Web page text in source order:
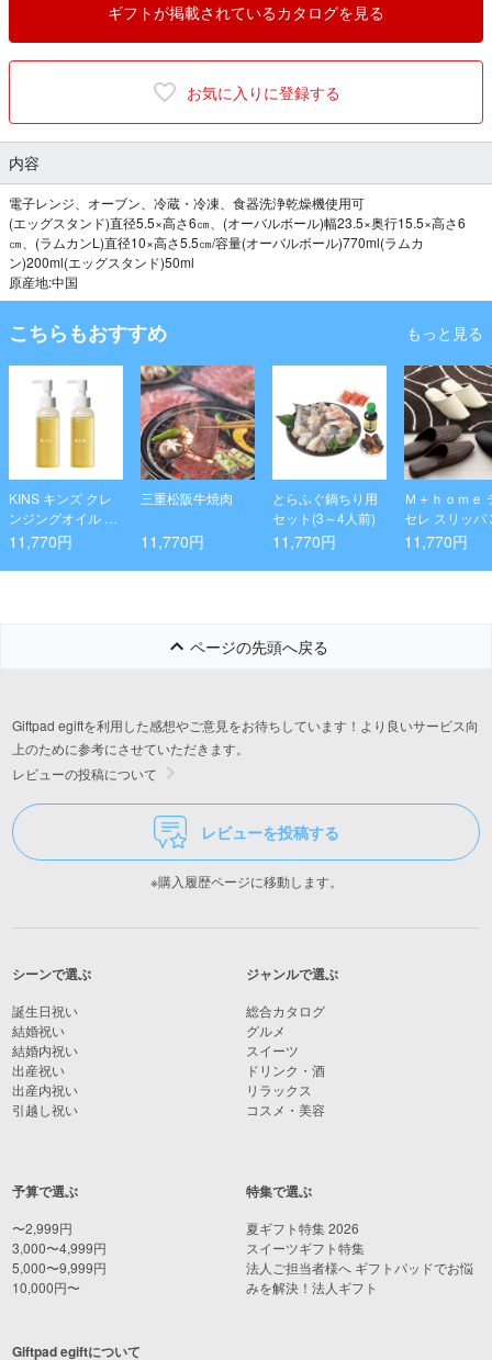
ギフトが掲載されているカタログを見る
お気に入りに登録する
内容
電子レンジ、オーブン、冷蔵・冷凍、食器洗浄乾燥機使用可
(エッグスタンド)直径5.5×高さ6㎝、(オーバルボール)幅23.5×奥行15.5×高さ6
㎝、(ラムカンL)直径10×高さ5.5㎝/容量(オーバルボール)770ml(ラムカ
ン)200ml(エッグスタンド)50ml
原産地:中国
こちらもおすすめ もっと見る
KINS キンズ クレ
ンジングオイル 2
本 セット ダブル洗
11,770円
三重松阪牛焼肉
11,770円
とらふぐ鍋ちり用
セット(3～4人前)
11,770円
Ｍ＋ｈｏｍｅ
セレ スリッパ
セット(Ｌ×３)
11,770円
ページの先頭へ戻る
Giftpad egiftを利用した感想やご意見をお待ちしています！より良いサービス向
上のために参考にさせていただきます。
レビューの投稿について
レビューを投稿する
※購入履歴ページに移動します。
シーンで選ぶ
誕生日祝い
結婚祝い
結婚内祝い
出産祝い
出産内祝い
引越し祝い
予算で選ぶ
〜2,999円
3,000〜4,999円
5,000〜9,999円
10,000円〜
ジャンルで選ぶ
総合カタログ
グルメ
スイーツ
ドリンク・酒
リラックス
コスメ・美容
特集で選ぶ
夏ギフト特集 2026
スイーツギフト特集
法人ご担当者様へ ギフトパッドでお悩
みを解決！法人ギフト
Giftpad egiftについて